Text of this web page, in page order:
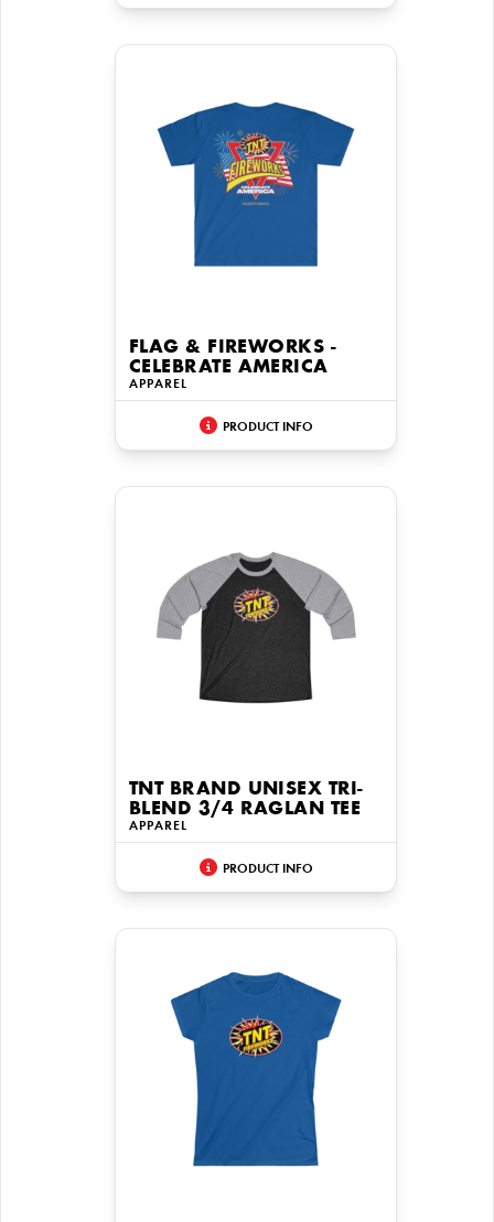
FLAG & FIREWORKS -
CELEBRATE AMERICA
APPAREL
PRODUCT INFO
TNT BRAND UNISEX TRI-
BLEND 3/4 RAGLAN TEE
APPAREL
PRODUCT INFO